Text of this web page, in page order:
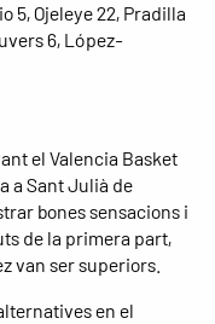
5, Ojeleye 22, Pradilla
6, López-
el Valencia Basket
a Sant Julià de
bones sensacions i
de la primera part,
van ser superiors.
en el